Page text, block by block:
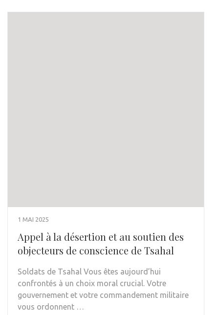
1 MAI 2025
Appel à la désertion et au soutien des
objecteurs de conscience de Tsahal
Soldats de Tsahal Vous êtes aujourd’hui
confrontés à un choix moral crucial. Votre
gouvernement et votre commandement militaire
vous ordonnent …